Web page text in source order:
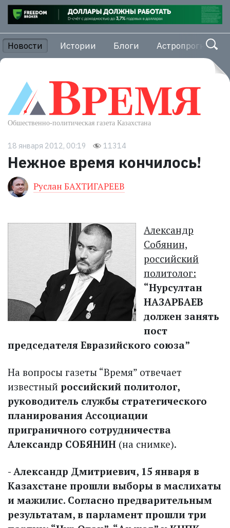
Новости Истории Блоги Астропрогноз
18 января 2012, 00:19 11314
Нежное время кончилось!
Руслан БАХТИГАРЕЕВ
Александр
Собянин,
российский
политолог:
“Нурсултан
НАЗАРБАЕВ
должен занять
пост
председателя Евразийского союза”
На вопросы газеты “Время” отвечает
известный российский политолог,
руководитель службы стратегического
планирования Ассоциации
приграничного сотрудничества
Александр СОБЯНИН (на снимке).
- Александр Дмитриевич, 15 января в
Казахстане прошли выборы в маслихаты
и мажилис. Согласно предварительным
результатам, в парламент прошли три